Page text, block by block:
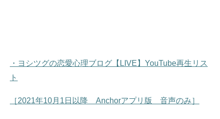
・ヨシツグの恋愛心理ブログ【LIVE】YouTube再生リス
ト
［2021年10月1日以降 Anchorアプリ版 音声のみ］